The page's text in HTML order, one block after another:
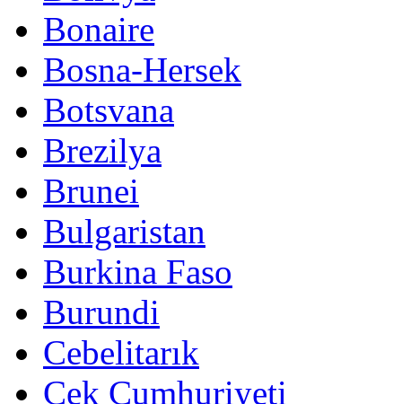
Bonaire
Bosna-Hersek
Botsvana
Brezilya
Brunei
Bulgaristan
Burkina Faso
Burundi
Cebelitarık
Çek Cumhuriyeti